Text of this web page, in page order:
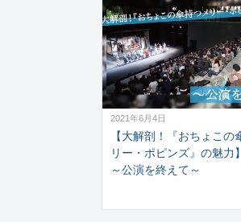
2021年6月4日
【大解剖！『おちょこの
リー・ポピンズ』の魅力
～公演を終えて～